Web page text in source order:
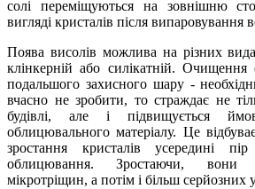
солі переміщуються на зовнішню
вигляді кристалів після випаровування
Поява висолів можлива на різних
клінкерній або силікатній. Очищення
подальшого захисного шару -
вчасно не зробити, то страждає не
будівлі, але і підвищується
облицювального матеріалу. Це
зростання кристалів усередині
облицювання. Зростаючи, вони
мікротріщин, а потім і більш серйозних